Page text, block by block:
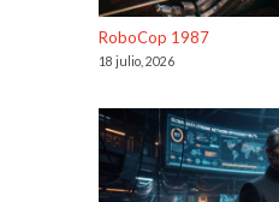
RoboCop 1987
18 julio, 2026